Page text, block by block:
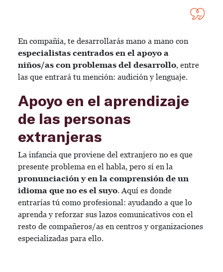
En compañía, te desarrollarás mano a mano con
especialistas centrados en el apoyo a
niños/as con problemas del desarrollo, entre
las que entrará tu mención: audición y lenguaje.
Apoyo en el aprendizaje
de las personas
extranjeras
La infancia que proviene del extranjero no es que
presente problema en el habla, pero sí en la
pronunciación y en la comprensión de un
idioma que no es el suyo. Aquí es donde
entrarías tú como profesional: ayudando a que lo
aprenda y reforzar sus lazos comunicativos con el
resto de compañeros/as en centros y organizaciones
especializadas para ello.